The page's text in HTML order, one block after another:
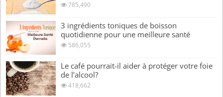
785,490
3 ingrédients toniques de boisson
quotidienne pour une meilleure santé
586,055
Le café pourrait-il aider à protéger votre foie
de l’alcool?
418,662